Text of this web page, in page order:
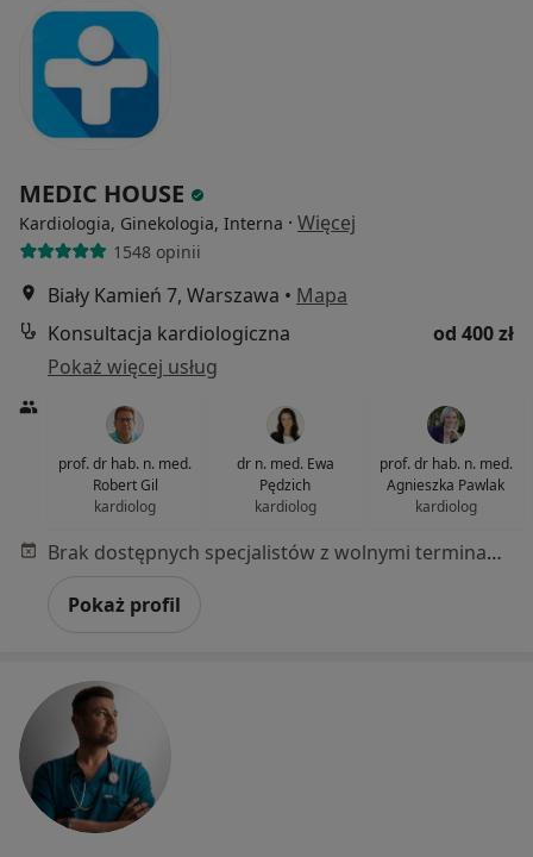
MEDIC HOUSE
Kardiologia, Ginekologia, Interna · Więcej
1548 opinii
Biały Kamień 7, Warszawa • Mapa
Konsultacja kardiologiczna
od 400 zł
Pokaż więcej usług
prof. dr hab. n. med.
Robert Gil
kardiolog
dr n. med. Ewa
Pędzich
kardiolog
prof. dr hab. n. med.
Agnieszka Pawlak
kardiolog
Brak dostępnych specjalistów z wolnymi terminami w tym centrum medycznym.
Pokaż profil